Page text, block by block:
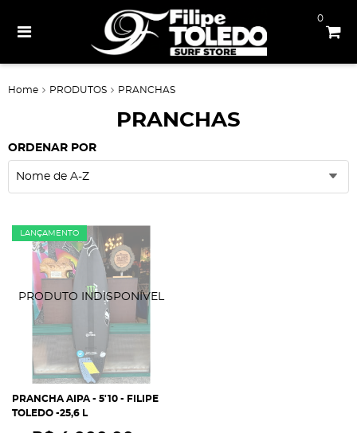
0
Home PRODUTOS PRANCHAS
PRANCHAS
ORDENAR POR
Nome de A-Z
LANÇAMENTO
PRANCHA AIPA - 5'10 - FILIPE
TOLEDO -25,6 L